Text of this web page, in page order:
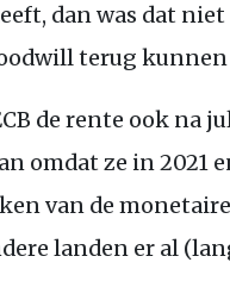
dan was dat
terug
de rente ook na
omdat ze in 2021
van de
landen er al